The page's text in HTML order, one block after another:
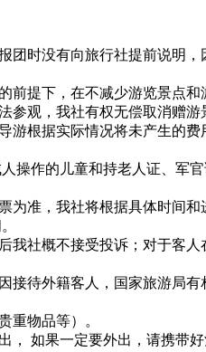
团时没有向旅行社提前说
前提下，在不减少游览景点
参观，我社有权无偿取消赠游
游根据实际情况将未产生
操作的儿童和持老人证、
为准，我社将根据具体时
我社概不接受投诉；对于客
接待外籍客人，国家旅游
重物品等）。
， 如果一定要外出，请携